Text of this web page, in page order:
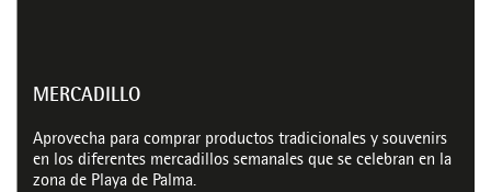
MERCADILLO
Aprovecha para comprar productos tradicionales y souvenirs
en los diferentes mercadillos semanales que se celebran en la
zona de Playa de Palma.